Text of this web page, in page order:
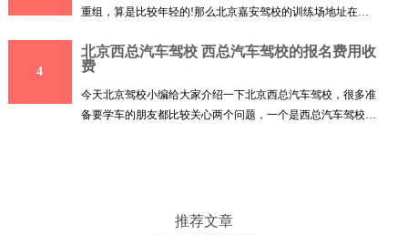
重组，算是比较年轻的!那么北京嘉安驾校的训练场地址在哪
4
北京西总汽车驾校 西总汽车驾校的报名费用收
费
今天北京驾校小编给大家介绍一下北京西总汽车驾校，很多准
备要学车的朋友都比较关心两个问题，一个是西总汽车驾校的
推荐文章